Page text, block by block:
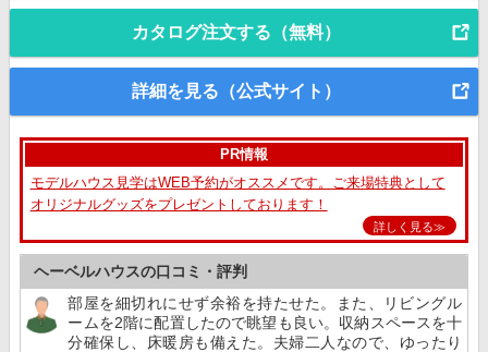
カタログ注文する（無料）
詳細を見る（公式サイト）
PR情報
モデルハウス見学はWEB予約がオススメです。ご来場特典として
オリジナルグッズをプレゼントしております！
詳しく見る≫
ヘーベルハウスの口コミ・評判
部屋を細切れにせず余裕を持たせた。また、リビングル
ームを2階に配置したので眺望も良い。収納スペースを十
分確保し、床暖房も備えた。夫婦二人なので、ゆったり